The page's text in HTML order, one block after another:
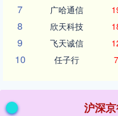
7 广哈通信
8 欣天科技
9 飞天诚信
10 任子行
沪深